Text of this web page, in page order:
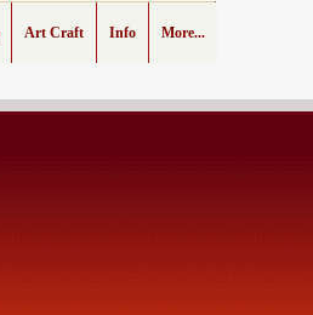
Art Craft Info More...